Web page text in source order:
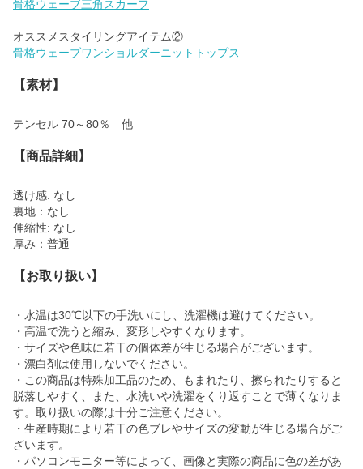
骨格ウェーブ三角スカーフ
骨格ウェーブワンショルダーニットトップス
【素材】
テンセル 70～80％ 他
【商品詳細】
透け感: なし
裏地：なし
伸縮性: なし
厚み：普通
【お取り扱い】
・水温は30℃以下の手洗いにし、洗濯機は避けてください。
・高温で洗うと縮み、変形しやすくなります。
・サイズや色味に若干の個体差が生じる場合がございます。
・漂白剤は使用しないでください。
・この商品は特殊加工品のため、もまれたり、擦られたりすると
脱落しやすく、また、水洗いや洗濯をくり返すことで薄くなりま
す。取り扱いの際は十分ご注意ください。
・生産時期により若干の色ブレやサイズの変動が生じる場合がご
ざいます。
・パソコンモニター等によって、画像と実際の商品に色の差があ